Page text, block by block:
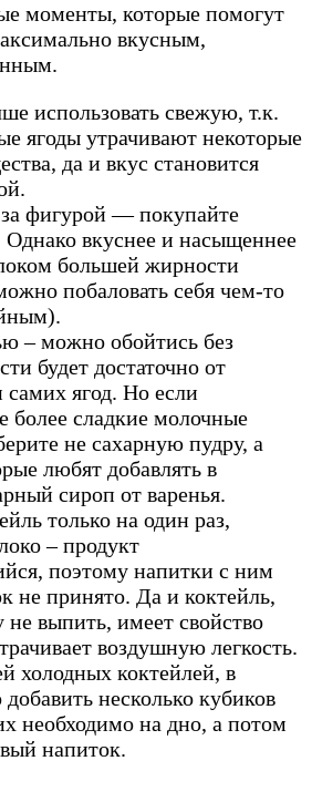
моменты, которые помогут
вкусным,
использовать свежую, т.к.
ягоды утрачивают некоторые
да и вкус становится
фигурой — покупайте
вкуснее и насыщеннее
большей жирности
побаловать себя чем-то
– можно обойтись без
будет достаточно от
ягод. Но если
более сладкие молочные
не сахарную пудру, а
любят добавлять в
сироп от варенья.
только на один раз,
– продукт
поэтому напитки с ним
не принято. Да и коктейль,
не выпить, имеет свойство
воздушную легкость.
холодных коктейлей, в
несколько кубиков
необходимо на дно, а потом
напиток.